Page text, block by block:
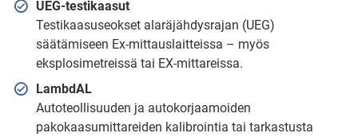
UEG-testikaasut
Testikaasuseokset alaräjähdysrajan (UEG)
säätämiseen Ex-mittauslaitteissa – myös
eksplosimetreissä tai EX-mittareissa.
LambdAL
Autoteollisuuden ja autokorjaamoiden
pakokaasumittareiden kalibrointia tai tarkastusta